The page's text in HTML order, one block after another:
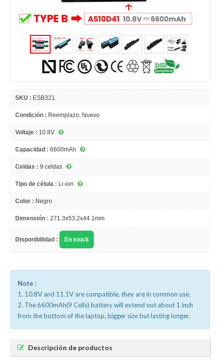
SKU : ESB321
Condición : Reemplazo, Nuevo
Voltaje : 10.8V
Capacidad : 6600mAh
Celdas : 9 celdas
Tipo de célula : Li-ion
Color : Negro
Dimensión : 271.3x53.2x44.1mm
Disponibilidad : En stock
Note :
1. 10.8V and 11.1V are compatible, they are in common use.
2. The 6600mAh(9 Cells) battery will extend out about 1 inch
from the bottom of the laptop, bigger size but lasting longer.
Descripción de productos